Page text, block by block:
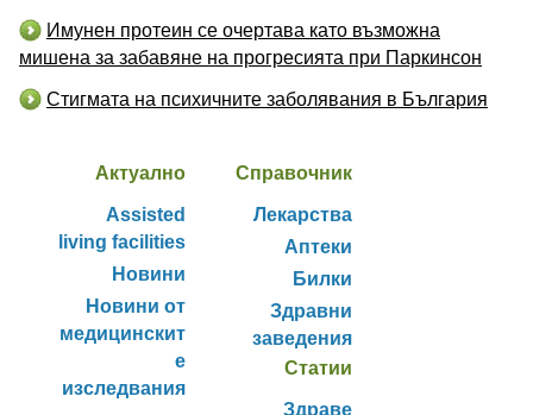
Имунен протеин се очертава като възможна
мишена за забавяне на прогресията при Паркинсон
Стигмата на психичните заболявания в България
Актуално
Assisted
living facilities
Новини
Новини от
медицинскит
е
изследвания
Справочник
Лекарства
Аптеки
Билки
Здравни
заведения
Статии
Здраве